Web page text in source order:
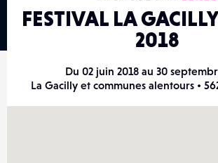
FESTIVAL LA
2018
Du 02 juin 2018 au 30
La Gacilly et communes alentours •